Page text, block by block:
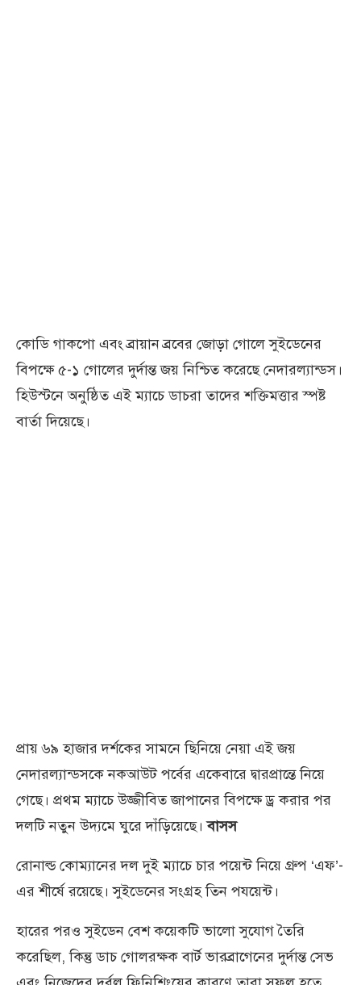
কোডি গাকপো এবং ব্রায়ান ব্রবের জোড়া গোলে সুইডেনের
বিপক্ষে ৫-১ গোলের দুর্দান্ত জয় নিশ্চিত করেছে নেদারল্যান্ডস।
হিউস্টনে অনুষ্ঠিত এই ম্যাচে ডাচরা তাদের শক্তিমত্তার স্পষ্ট
বার্তা দিয়েছে।
প্রায় ৬৯ হাজার দর্শকের সামনে ছিনিয়ে নেয়া এই জয়
নেদারল্যান্ডসকে নকআউট পর্বের একেবারে দ্বারপ্রান্তে নিয়ে
গেছে। প্রথম ম্যাচে উজ্জীবিত জাপানের বিপক্ষে ড্র করার পর
দলটি নতুন উদ্যমে ঘুরে দাঁড়িয়েছে।বাসস
রোনাল্ড কোম্যানের দল দুই ম্যাচে চার পয়েন্ট নিয়ে গ্রুপ ‘এফ’-
এর শীর্ষে রয়েছে। সুইডেনের সংগ্রহ তিন পযয়েন্ট।
হারের পরও সুইডেন বেশ কয়েকটি ভালো সুযোগ তৈরি
করেছিল, কিন্তু ডাচ গোলরক্ষক বার্ট ভারব্রাগেনের দুর্দান্ত সেভ